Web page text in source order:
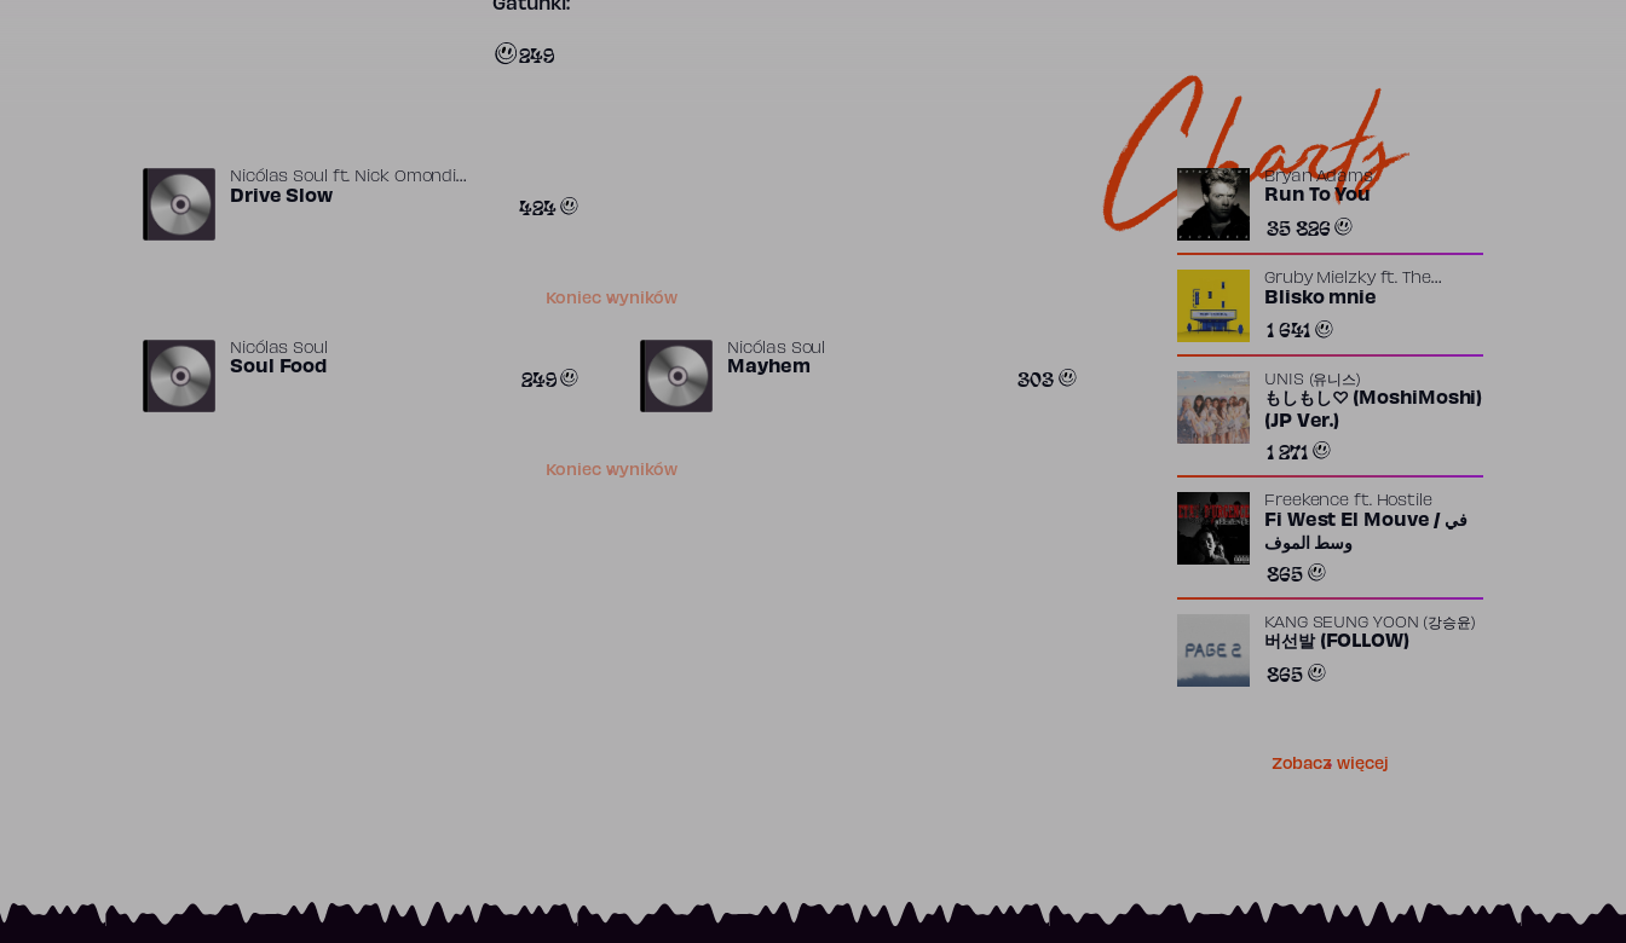
Gatunki:
249
Nicólas Soul ft. Nick Omondi
Aluoch ,P!nk
Drive Slow 424
Koniec wyników
Nicólas Soul
Soul Food 249
Nicólas Soul
Mayhem 303
Koniec wyników
Charts
Bryan Adams
Run To You
35 826
Gruby Mielzkyft.
The
Returners
Blisko mnie
1 641
UNIS (유니스)
もしもし♡ (MoshiMoshi)
(JP Ver.)
1 271
Freekence ft. Hostile
Fi West El Mouve / في
وسط الموف
865
KANG SEUNG YOON (강승윤)
버선발 (FOLLOW)
865
Zobacz więcej